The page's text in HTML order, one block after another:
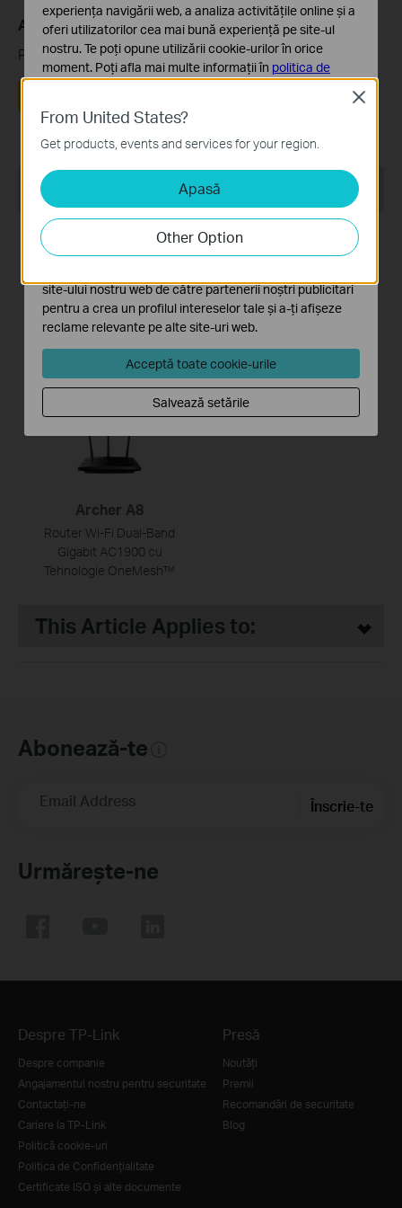
A fost util acest FAQ?
Părerea ta ne ajută să îmbunătățim acest site.
Recommend Products
Archer AX56
Router Wi-Fi Gigabit Dual
Band AX3000
NOU
Archer AX23
AX1800 Dual-Band Wi-Fi 6
Router
Archer A8
Router Wi-Fi Dual-Band
Gigabit AC1900 cu
Tehnologie OneMesh™
This Article Applies to:
Abonează-te
Email Address Înscrie-te
Urmărește-ne
Despre TP-Link
Despre companie
Angajamentul nostru pentru securitate
Contactați-ne
Cariere la TP-Link
Politică cookie-uri
Politica de Confidențialitate
Certificate ISO și alte documente
Presă
Noutăţi
Premii
Recomandări de securitate
Blog
From United States?
Get products, events and services for your region.
Apasă
Other Option
Close
experiența navigării web, a analiza activitățile online și a
oferi utilizatorilor cea mai bună experiență pe site-ul
nostru. Te poți opune utilizării cookie-urilor în orice
moment. Poți afla mai multe informații în politica de
Cookie-uri de bază
Aceste cookie-uri sunt necesare pentru funcționarea
site-ului web și nu pot fi dezactivate în sistemele tale
Cookie-uri de analiză și marketing
Cookie-urile de analiză ne permit să analizăm activitățile
tale de pe site-ul nostru web a îmbunătăți și ajusta
funcționalitatea site-ului.
site-ului nostru web de către partenerii noștri publicitari
pentru a crea un profilul intereselor tale și a-ți afișeze
reclame relevante pe alte site-uri web.
Acceptă toate cookie-urile
Salvează setările